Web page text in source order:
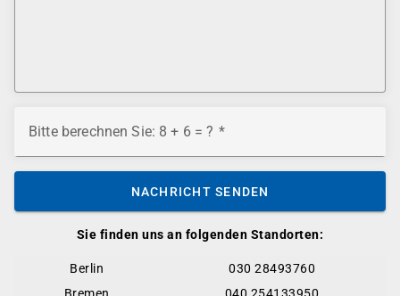
Sie finden uns an folgenden Standorten:
Berlin
030 28493760
Bitte berechnen Sie: 8 + 6 = ?
NACHRICHT SENDEN